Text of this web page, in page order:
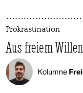
Prokrastination
Aus freiem
Kolumne